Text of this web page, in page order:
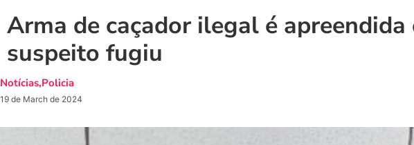
Arma de caçador ilegal é
suspeito fugiu
Notícias,Policia
19 de March de 2024